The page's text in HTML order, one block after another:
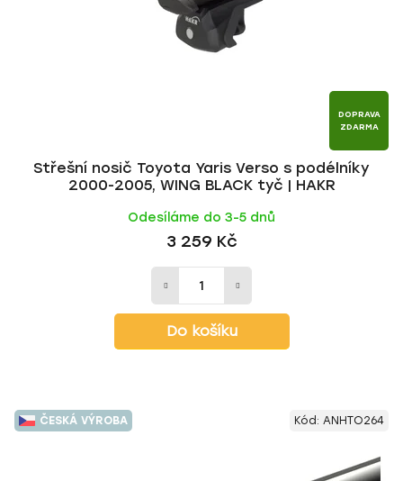
DOPRAVA
ZDARMA
Střešní nosič Toyota Yaris Verso s podélníky
2000-2005, WING BLACK tyč | HAKR
Odesíláme do 3-5 dnů
3 259 Kč
Do košíku
ČESKÁ VÝROBA Kód: ANHTO264